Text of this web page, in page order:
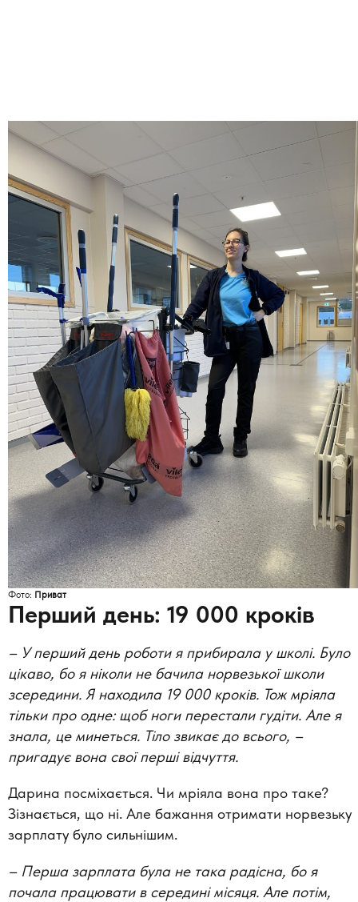
Фото: Приват
Перший день: 19 000 кроків
– У перший день роботи я прибирала у школі. Було
цікаво, бо я ніколи не бачила норвезької школи
зсередини. Я находила 19 000 кроків. Тож мріяла
тільки про одне: щоб ноги перестали гудіти. Але я
знала, це минеться. Тіло звикає до всього, –
пригадує вона свої перші відчуття.
Дарина посміхається. Чи мріяла вона про таке?
Зізнається, що ні. Але бажання отримати норвезьку
зарплату було сильнішим.
–Перша зарплата була не така радісна, бо я
почала працювати в середині місяця. Але потім,